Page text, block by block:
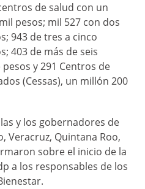
de salud con un
pesos; mil 527 con dos
943 de tres a cinco
403 de más de seis
y 291 Centros de
(Cessas), un millón 200
y los gobernadores de
Veracruz, Quintana Roo,
sobre el inicio de la
a los responsables de los